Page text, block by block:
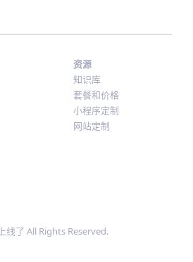
资源
知识库
套餐和价格
小程序定制
网站定制
上线了 All Rights Reserved.